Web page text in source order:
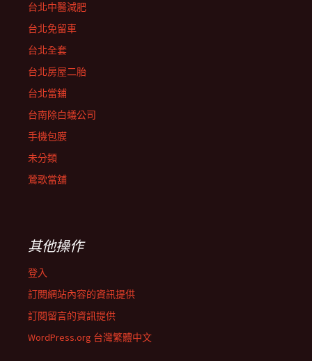
台北中醫減肥
台北免留車
台北全套
台北房屋二胎
台北當鋪
台南除白蟻公司
手機包膜
未分類
鶯歌當舖
其他操作
登入
訂閱網站內容的資訊提供
訂閱留言的資訊提供
WordPress.org 台灣繁體中文